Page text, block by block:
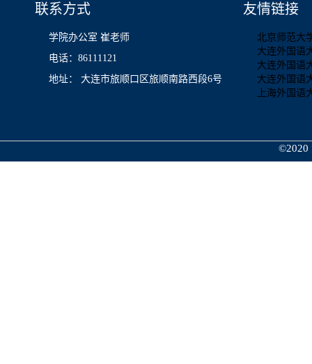
联系方式
学院办公室 崔老师
电话：86111121
地址： 大连市旅顺口区旅顺南路西段6号
友情链接
北京师范大
大连外国语
大连外国语
大连外国语
上海外国语
©2020